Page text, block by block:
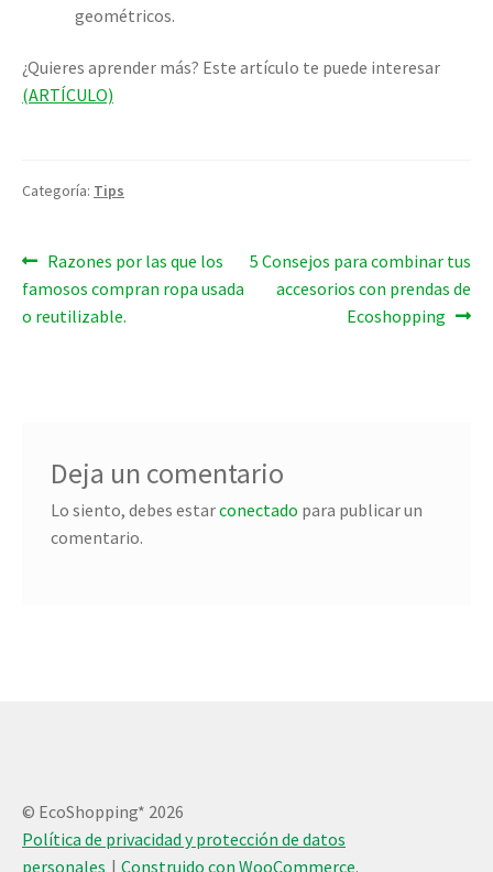
geométricos.
¿Quieres aprender más? Este artículo te puede interesar
(ARTÍCULO)
Categoría: Tips
Navegación
de
Entrada
anterior:
Razones por las que los
famosos compran ropa usada
o reutilizable.
Entrada
siguiente:
5 Consejos para combinar tus
accesorios con prendas de
Ecoshopping
Deja un comentario
Lo siento, debes estarconectado para publicar un
comentario.
© EcoShopping* 2026
Política de privacidad y protección de datos
personales
Construido con WooCommerce.